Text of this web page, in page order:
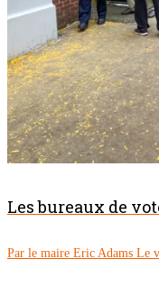
Les bureaux de
Par le maire Eric Adams Le